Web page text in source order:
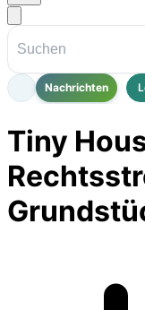
Nachrichten
Tiny